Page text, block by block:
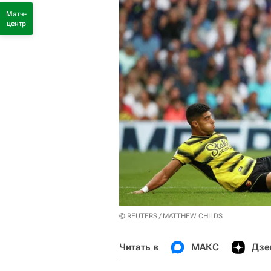
© REUTERS / MATTHEW CHILDS
Читать в МАКС
Матч-
центр